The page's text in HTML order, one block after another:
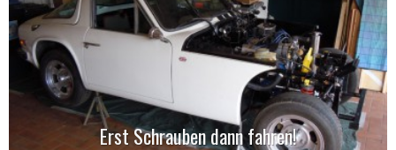
Erst Schrauben dann fahren!